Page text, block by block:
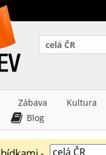
celá ČR
Zábava
Kultura
Blog